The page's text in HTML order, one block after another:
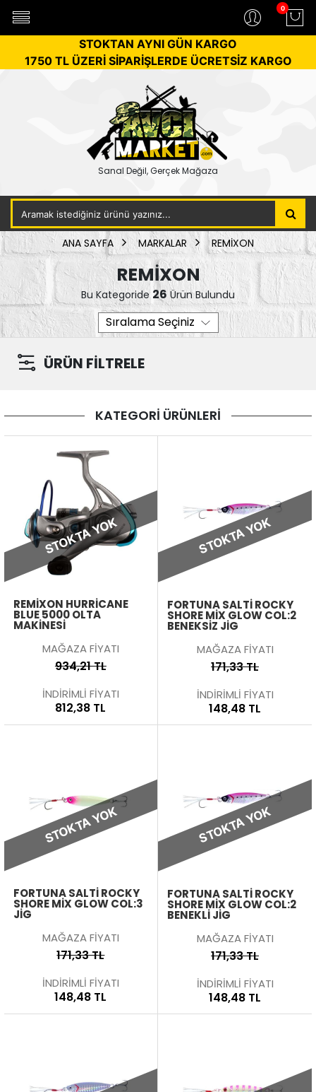
0
STOKTAN AYNI GÜN KARGO
1750 TL ÜZERİ SİPARİŞLERDE ÜCRETSİZ KARGO
Sanal Değil, Gerçek Mağaza
ANA SAYFA MARKALAR REMİXON
REMİXON
Bu Kategoride 26 Ürün Bulundu
ÜRÜN FİLTRELE
KATEGORİ ÜRÜNLERİ
STOKTA YOK
REMIXON HURRICANE
BLUE 5000 OLTA
MAKINESI
MAĞAZA FİYATI
934,21 TL
İNDİRİMLİ FİYATI
812,38 TL
STOKTA YOK
FORTUNA SALTI ROCKY
SHORE MIX GLOW COL:2
BENEKSIZ JIG
MAĞAZA FİYATI
171,33 TL
İNDİRİMLİ FİYATI
148,48 TL
STOKTA YOK
FORTUNA SALTI ROCKY
SHORE MIX GLOW COL:3
JIG
MAĞAZA FİYATI
171,33 TL
İNDİRİMLİ FİYATI
148,48 TL
STOKTA YOK
FORTUNA SALTI ROCKY
SHORE MIX GLOW COL:2
BENEKLI JIG
MAĞAZA FİYATI
171,33 TL
İNDİRİMLİ FİYATI
148,48 TL